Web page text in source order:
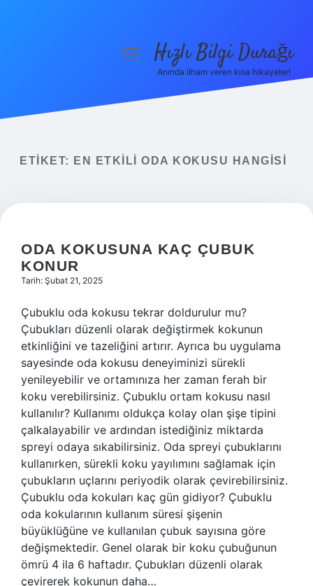
Yasal Uyarı
menüyüHızlı Bilgi Durağı
Anında ilham veren kısa hikayeler!
ETIKET: EN ETKILI ODA KOKUSU HANGISI
ODA KOKUSUNA KAÇ ÇUBUK
KONUR
Tarih: Şubat 21, 2025
Çubuklu oda kokusu tekrar doldurulur mu?
Çubukları düzenli olarak değiştirmek kokunun
etkinliğini ve tazeliğini artırır. Ayrıca bu uygulama
sayesinde oda kokusu deneyiminizi sürekli
yenileyebilir ve ortamınıza her zaman ferah bir
koku verebilirsiniz. Çubuklu ortam kokusu nasıl
kullanılır? Kullanımı oldukça kolay olan şişe tipini
çalkalayabilir ve ardından istediğiniz miktarda
spreyi odaya sıkabilirsiniz. Oda spreyi çubuklarını
kullanırken, sürekli koku yayılımını sağlamak için
çubukların uçlarını periyodik olarak çevirebilirsiniz.
Çubuklu oda kokuları kaç gün gidiyor? Çubuklu
oda kokularının kullanım süresi şişenin
büyüklüğüne ve kullanılan çubuk sayısına göre
değişmektedir. Genel olarak bir koku çubuğunun
ömrü 4 ila 6 haftadır. Çubukları düzenli olarak
çevirerek kokunun daha…